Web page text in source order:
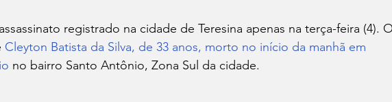
Cleyton Batista da Silva, de 33 anos, morto no início da manhã em
no bairro Santo Antônio, Zona Sul da cidade.